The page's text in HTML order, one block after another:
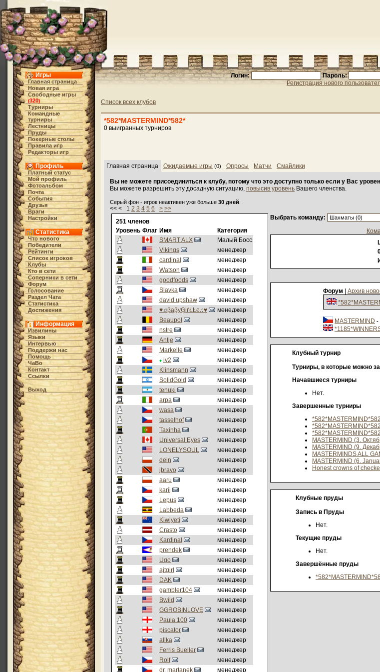
Игры
Главная страница
Новая игра
Свободные игры
(320)
Турниры
Командные
турниры
Лестницы
Пруды
Покерные столы
Правила игр
Редакторы игр
Профиль
Платный статус
Мой профиль
Фотоальбом
Почта
События
Друзья
Враги
Настройки
Статистика
Что нового
Победители
Рейтинги
Список игроков
Клубы
Кто в cети
Соперники в сети
Форум
Голосование
Раздел Чата
Статистика
Достижения
Информация
Извилины
Языки
Интервью
Поддержи нас
Помощь
ЧаВо
Контакт
Ссылки
Выход
Логин:
Пароль:
Регистрация нового
Список всех клубов
*582*MASTERMIND*582*
0 выигранных турниров
Главная страница Ожидаемые игры (0) Опросы Матчи Смайлики
Вы не можете присоединиться к клубу, потому что это доступно только если у Вас
Вы можете разрешить эту досадную ситуацию, повысив уровень Вашего членства.
Серый фон - игрок неактивен уже больше 30 дней
<< < 1 2 3 4 5 6 > >>
251 членов
Уровень Флаг Имя
Категория
SMART ALX
Малый Босс
Vikings
менеджер
cardinal
менеджер
Watson
менеджер
goodfoods
менеджер
Slavka
менеджер
david upshaw
менеджер
♥♫βaβyĢіґŁŁє♫♥
менеджер
Beaupol
менеджер
nstre
менеджер
Antje
менеджер
Markelle
менеджер
iv2
менеджер
Klinsmann
менеджер
SolidGold
менеджер
tenuki
менеджер
arpa
менеджер
wasa
менеджер
tasselhof
менеджер
Taxinha
менеджер
Universal Eyes
менеджер
LONELYSOUL
менеджер
dein
менеджер
jbravo
менеджер
aaru
менеджер
karij
менеджер
Lepus
менеджер
Labbeda
менеджер
Kiwiyeti
менеджер
Crasto
менеджер
Kardinal
менеджер
prendek
менеджер
Ugo
менеджер
ajtgirl
менеджер
DAK
менеджер
gambler104
менеджер
Bwild
менеджер
GGROBINLOVE
менеджер
Paula 100
менеджер
piscator
менеджер
allka
менеджер
Ferris Bueller
менеджер
Rolf
менеджер
dr. martanek
менеджер
Выбрать команду:
Форум
Архив
MASTERMIND -
Клубный турнир
Турниры, в которые можно
Начавшиеся турниры
Нет.
Завершенные турниры
MASTERMIND (3.
MASTERMIND (9.
MASTERMINDS ALL
MASTERMIND (6.
Honest crowns of
Клубные пруды
Запись в Пруды
Нет.
Текущие пруды
Нет.
Завершённые пруды